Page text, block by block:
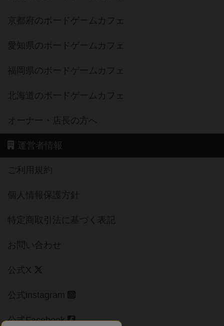
京都府のボードゲームカフェ
愛知県のボードゲームカフェ
福岡県のボードゲームカフェ
北海道のボードゲームカフェ
オーナー・店長の方へ
運営者情報
ご利用規約
個人情報保護方針
特定商取引法に基づく表記
お問い合わせ
公式X
公式instagram
公式Facebook